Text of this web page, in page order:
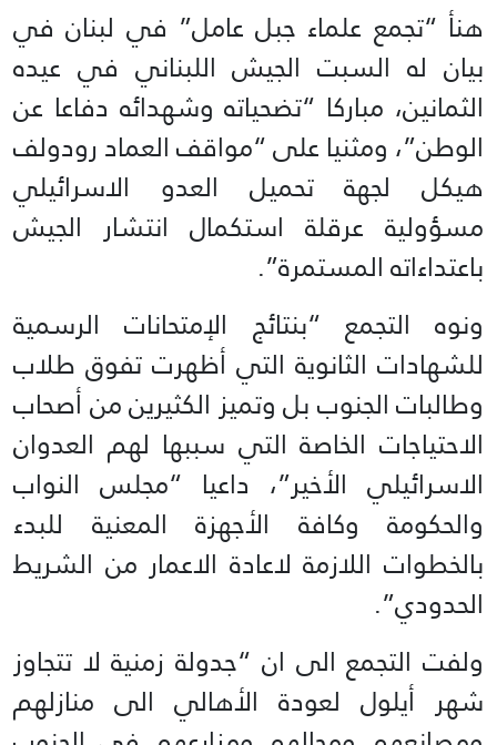
هنأ “تجمع علماء جبل عامل” في لبنان في
بيان له السبت الجيش اللبناني في عيده
الثمانين، مباركا “تضحياته وشهدائه دفاعا عن
الوطن”، ومثنيا على “مواقف العماد رودولف
هيكل لجهة تحميل العدو الاسرائيلي
مسؤولية عرقلة استكمال انتشار الجيش
باعتداءاته المستمرة”.
ونوه التجمع “بنتائج الإمتحانات الرسمية
للشهادات الثانوية التي أظهرت تفوق طلاب
وطالبات الجنوب بل وتميز الكثيرين من أصحاب
الاحتياجات الخاصة التي سببها لهم العدوان
الاسرائيلي الأخير”، داعيا “مجلس النواب
والحكومة وكافة الأجهزة المعنية للبدء
بالخطوات اللازمة لاعادة الاعمار من الشريط
الحدودي”.
ولفت التجمع الى ان “جدولة زمنية لا تتجاوز
شهر أيلول لعودة الأهالي الى منازلهم